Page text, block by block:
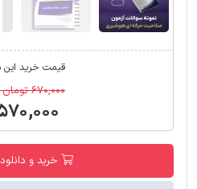
قیمت خرید
۶۷۰,۰۰۰ تومان
خرید و